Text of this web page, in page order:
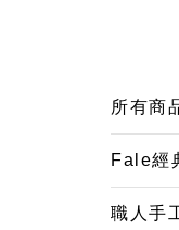
所有商
Fale經
職人手